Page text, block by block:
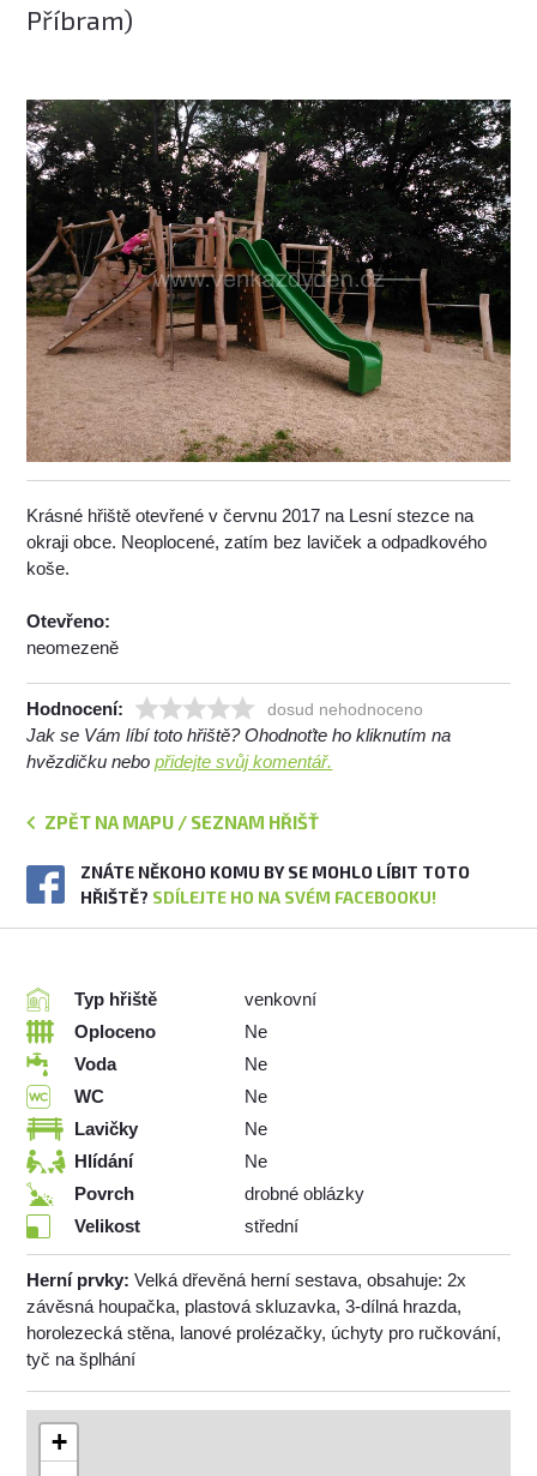
Příbram)
Krásné hřiště otevřené v červnu 2017 na Lesní stezce na
okraji obce. Neoplocené, zatím bez laviček a odpadkového
koše.
Otevřeno:
neomezeně
Hodnocení: dosud nehodnoceno
Jak se Vám líbí toto hřiště? Ohodnoťte ho kliknutím na
hvězdičku nebopřidejte svůj komentář.
ZPĚT NA MAPU / SEZNAM HŘIŠŤ
ZNÁTE NĚKOHO KOMU BY SE MOHLO LÍBIT TOTO
HŘIŠTĚ? SDÍLEJTE HO NA SVÉM FACEBOOKU!
Typ hřiště
venkovní
Oploceno
Ne
Voda
Ne
WC
Ne
Lavičky
Ne
Hlídání
Ne
Povrch
drobné oblázky
Velikost
střední
Herní prvky: Velká dřevěná herní sestava, obsahuje: 2x
závěsná houpačka, plastová skluzavka, 3-dílná hrazda,
horolezecká stěna, lanové prolézačky, úchyty pro ručkování,
tyč na šplhání
+